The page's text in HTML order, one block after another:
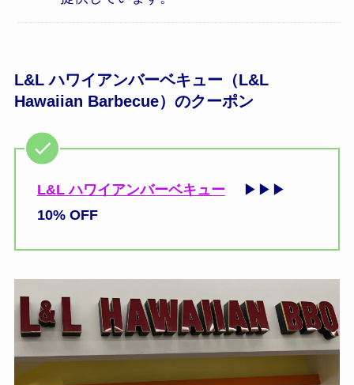
L&L ハワイアンバーベキュー（L&L
Hawaiian Barbecue）のクーポン
L&L ハワイアンバーベキュー▶▶▶
10% OFF